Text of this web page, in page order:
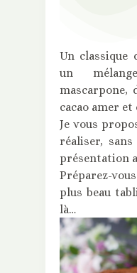
Un classique
un
mascarpone,
cacao amer et
Je vous
réaliser,
présentation
Préparez-
plus beau
là…